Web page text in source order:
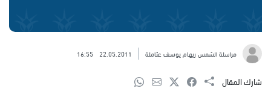
مراسلة الشمس ريهام يوسف عثاملة 22.05.2011
16:55
شارك المقال